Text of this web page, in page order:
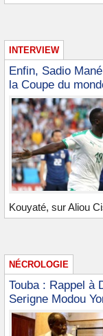
INTERVIEW
Enfin, Sadio
la Coupe du
Kouyaté, sur Aliou
NÉCROLOGIE
Touba : Rappel à
Serigne Modou